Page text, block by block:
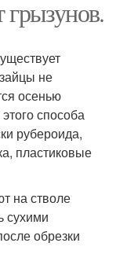
грызунов.
не
осенью
способа
рубероида,
пластиковые
на стволе
сухими
обрезки